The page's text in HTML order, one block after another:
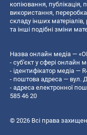
копiювання, публiкацiя,
використання,
складу інших
та інші подібні зміни
Назва онлайн медіа —
- суб'єкт у сфері онлайн
- ідентифікатор медіа —
- поштова адреса — вул.
- адреса електронної
585 46 20
© 2026 Всі права